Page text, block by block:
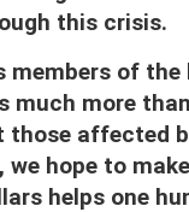
this crisis.
of
much more
those affected
hope to
helps one